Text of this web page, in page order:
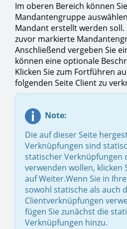
Im oberen Bereich können
Mandantengruppe
Mandant erstellt werden
zuvor markierte
Anschließend vergeben Sie
können eine optionale
Klicken Sie zum Fortführen
folgenden Seite Client zu
Note:
Die auf dieser Seite
Verknüpfungen sind
statischer Verknüpfungen
verwenden wollen, klicken
auf Weiter.Wenn Sie in
sowohl statische als auch
Clientverknüpfungen
fügen Sie zunächst die
Verknüpfungen hinzu.